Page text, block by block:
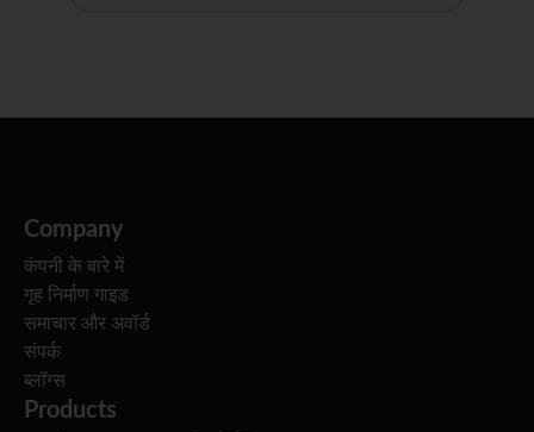
Company
कंपनी के बारे में
गृह निर्माण गाइड
समाचार और अवॉर्ड
संपर्क
ब्लॉग्स
Products